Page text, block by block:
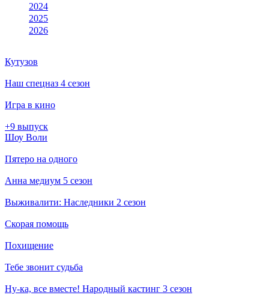
2024
2025
2026
Кутузов
Наш спецназ 4 сезон
Игра в кино
+9 выпуск
Шоу Воли
Пятеро на одного
Анна медиум 5 сезон
Выживалити: Наследники 2 сезон
Скорая помощь
Похищение
Тебе звонит судьба
Ну-ка, все вместе! Народный кастинг 3 сезон